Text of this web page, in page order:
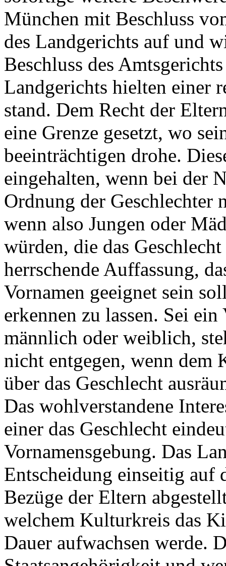
München mit Beschluss
des Landgerichts auf und
Beschluss des
Landgerichts hielten einer
stand. Dem Recht der
eine Grenze gesetzt, wo
beeinträchtigen drohe.
eingehalten, wenn bei der
Ordnung der Geschlechter
wenn also Jungen oder
würden, die das
herrschende Auffassung,
Vornamen geeignet sein
erkennen zu lassen. Sei
männlich oder weiblich,
nicht entgegen, wenn dem
über das Geschlecht
Das wohlverstandene
einer das Geschlecht
Vornamensgebung. Das
Entscheidung einseitig auf
Bezüge der Eltern
welchem Kulturkreis das
Dauer aufwachsen werde.